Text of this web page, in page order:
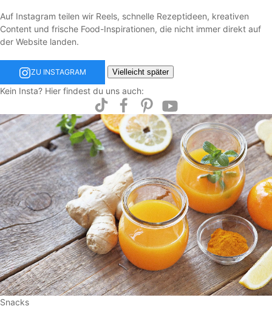
Auf Instagram teilen wir Reels, schnelle Rezeptideen, kreativen
Content und frische Food-Inspirationen, die nicht immer direkt auf
der Website landen.
ZU INSTAGRAM Vielleicht später
Kein Insta? Hier findest du uns auch:
Snacks